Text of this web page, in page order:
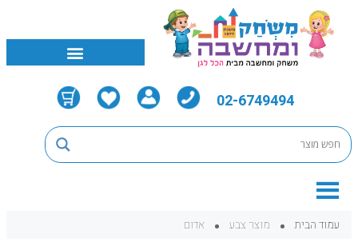
02-6749494
עמוד הבית מוצר צבע אדום